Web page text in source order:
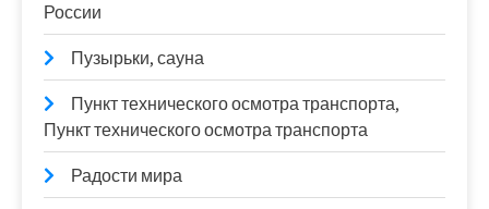
России
Пузырьки, сауна
Пункт технического осмотра транспорта,
Пункт технического осмотра транспорта
Радости мира